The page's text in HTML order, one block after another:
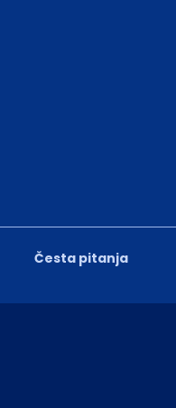
Česta pitanja